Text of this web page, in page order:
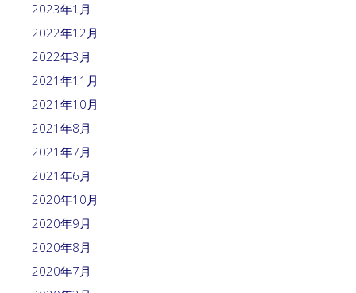
2023年1月
2022年12月
2022年3月
2021年11月
2021年10月
2021年8月
2021年7月
2021年6月
2020年10月
2020年9月
2020年8月
2020年7月